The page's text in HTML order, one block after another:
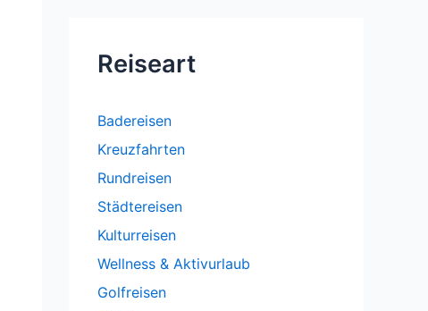
Reiseart
Badereisen
Kreuzfahrten
Rundreisen
Städtereisen
Kulturreisen
Wellness & Aktivurlaub
Golfreisen